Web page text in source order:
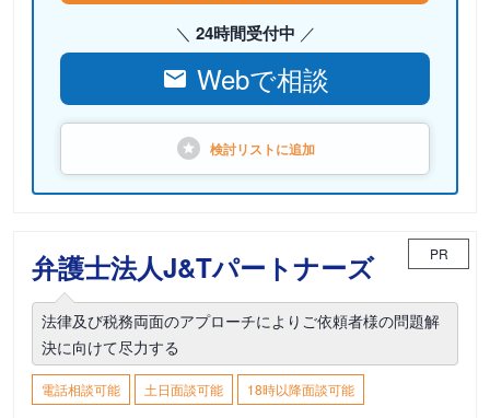
24時間受付中
Webで相談
検討リストに追加
弁護士法人J&Tパートナーズ PR
法律及び税務両面のアプローチによりご依頼者様の問題解
決に向けて尽力する
電話相談可能 土日面談可能 18時以降面談可能